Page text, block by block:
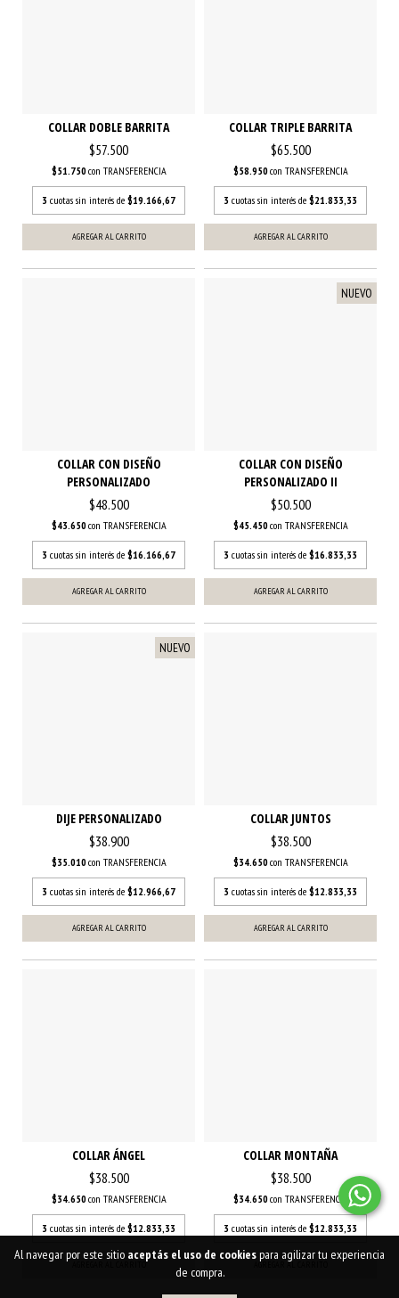
Al navegar por este sitio aceptás el uso de cookiespara agilizar tu experiencia
de compra.
COLLAR DOBLE BARRITA
$57.500
$51.750con TRANSFERENCIA
3 cuotas sin interés de $19.166,67
AGREGAR AL CARRITO
COLLAR TRIPLE BARRITA
$65.500
$58.950con TRANSFERENCIA
3 cuotas sin interés de $21.833,33
AGREGAR AL CARRITO
COLLAR CON DISEÑO
PERSONALIZADO
$48.500
$43.650con TRANSFERENCIA
3 cuotas sin interés de $16.166,67
AGREGAR AL CARRITO
NUEVO
COLLAR CON DISEÑO
PERSONALIZADO II
$50.500
$45.450con TRANSFERENCIA
3 cuotas sin interés de $16.833,33
AGREGAR AL CARRITO
NUEVO
DIJE PERSONALIZADO
$38.900
$35.010con TRANSFERENCIA
3 cuotas sin interés de $12.966,67
AGREGAR AL CARRITO
COLLAR JUNTOS
$38.500
$34.650con TRANSFERENCIA
3 cuotas sin interés de $12.833,33
AGREGAR AL CARRITO
COLLAR ÁNGEL
$38.500
$34.650con TRANSFERENCIA
3 cuotas sin interés de $12.833,33
COLLAR MONTAÑA
$38.500
$34.650con TRANSFERENCIA
3 cuotas sin interés de $12.833,33
AGREGAR AL CARRITO